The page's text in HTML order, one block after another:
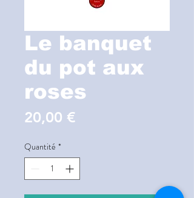
Le banquet
du pot aux
roses
20,00 €
Quantité *